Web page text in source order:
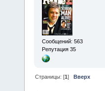
Сообщений: 563
Репутация 35
Страницы: [1]Вверх